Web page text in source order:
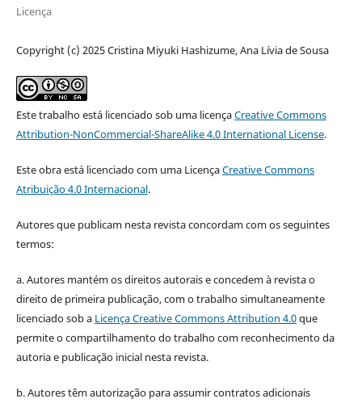
Licença
Copyright (c) 2025 Cristina Miyuki Hashizume, Ana Lívia de Sousa
Este trabalho está licenciado sob uma licençaCreative Commons
Attribution-NonCommercial-ShareAlike 4.0 International License.
Este obra está licenciado com uma LicençaCreative Commons
Atribuição 4.0 Internacional.
Autores que publicam nesta revista concordam com os seguintes
termos:
a. Autores mantém os direitos autorais e concedem à revista o
direito de primeira publicação, com o trabalho simultaneamente
licenciado sob a Licença Creative Commons Attribution 4.0que
permite o compartilhamento do trabalho com reconhecimento da
autoria e publicação inicial nesta revista.
b. Autores têm autorização para assumir contratos adicionais